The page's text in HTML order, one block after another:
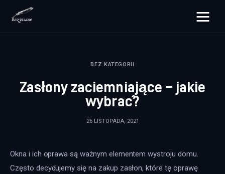
rozpisane.pl
Zdrowie
Więcej
BEZ KATEGORII
Zasłony zaciemniające – jakie
wybrać?
26 LISTOPADA, 2021
Okna i ich oprawa są ważnym elementem wystroju domu.
Często decydujemy się na zakup zasłon, które tę oprawę